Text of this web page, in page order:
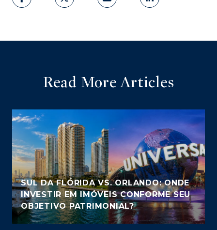
Read More Articles
SUL DA FLÓRIDA VS. ORLANDO: ONDE
INVESTIR EM IMÓVEIS CONFORME SEU
OBJETIVO PATRIMONIAL?